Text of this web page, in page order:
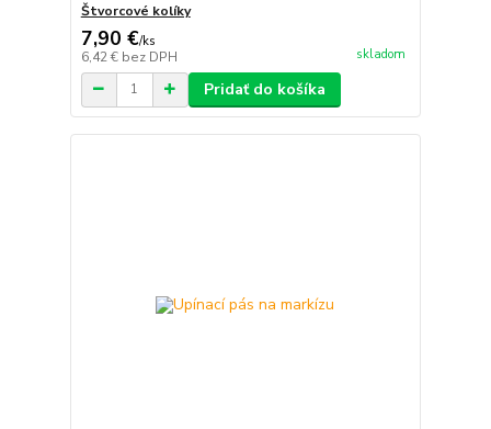
Štvorcové kolíky
7,90 €/ks
6,42 € bez DPH skladom
Pridať do košíka